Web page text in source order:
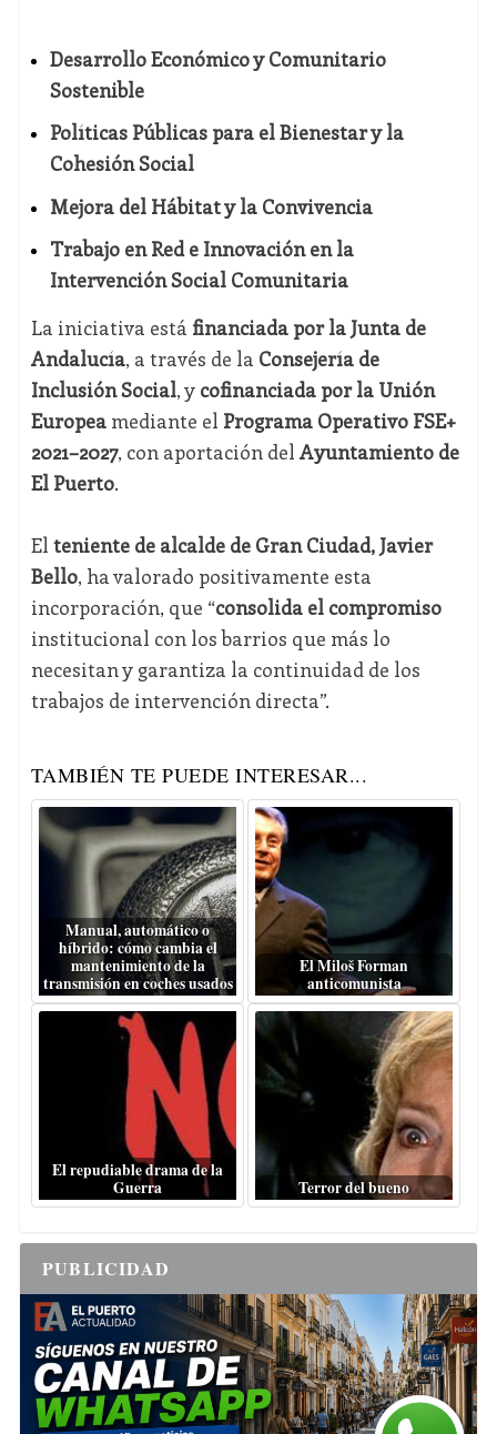
Desarrollo Económico y Comunitario
Sostenible
Políticas Públicas para el Bienestar y la
Cohesión Social
Mejora del Hábitat y la Convivencia
Trabajo en Red e Innovación en la
Intervención Social Comunitaria
La iniciativa está financiada por la Junta de
Andalucía, a través de la Consejería de
Inclusión Social, y cofinanciada por la Unión
Europeamediante el Programa Operativo FSE+
2021–2027, con aportación del Ayuntamiento de
El Puerto.
El teniente de alcalde de Gran Ciudad, Javier
Bello, ha valorado positivamente esta
incorporación, que “consolida el compromiso
institucional con los barrios que más lo
necesitan y garantiza la continuidad de los
trabajos de intervención directa”.
TAMBIÉN TE PUEDE INTERESAR...
Manual, automático o
híbrido: cómo cambia el
mantenimiento de la
transmisión en coches usados
El Miloš Forman
anticomunista
El repudiable drama de la
Guerra
Terror del bueno
PUBLICIDAD